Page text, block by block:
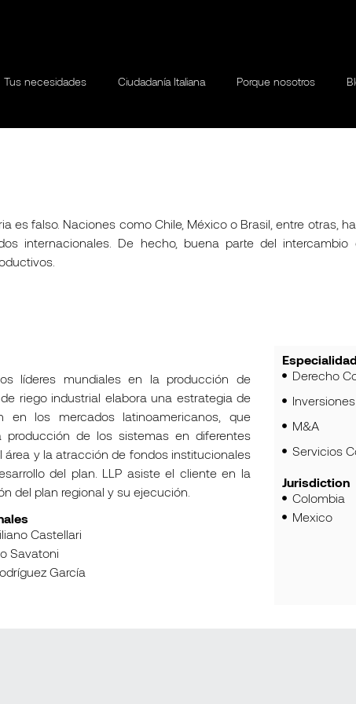
Tus necesidades Ciudadanía Italiana Porque nosotros
es falso. Naciones como Chile, México o Brasil, entre otras,
internacionales. De hecho, buena parte del intercambio
líderes mundiales en la producción de
riego industrial elabora una estrategia de
en los mercados latinoamericanos, que
producción de los sistemas en diferentes
área y la atracción de fondos institucionales
del plan. LLP asiste el cliente en la
del plan regional y su ejecución.
Castellari
Savatoni
García
Especialidad
Derecho
M&A
Servicios
Jurisdiction
Colombia
Mexico